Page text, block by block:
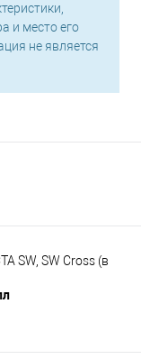
и место его
не является
SW, SW Cross (в